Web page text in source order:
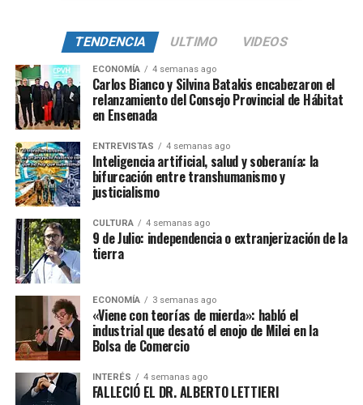
TENDENCIA ULTIMO VIDEOS
ECONOMÍA 4 semanas ago
Carlos Bianco y Silvina Batakis encabezaron el
relanzamiento del Consejo Provincial de Hábitat
en Ensenada
ENTREVISTAS 4 semanas ago
Inteligencia artificial, salud y soberanía: la
bifurcación entre transhumanismo y
justicialismo
CULTURA 4 semanas ago
9 de Julio: independencia o extranjerización de la
tierra
ECONOMÍA 3 semanas ago
«Viene con teorías de mierda»: habló el
industrial que desató el enojo de Milei en la
Bolsa de Comercio
INTERÉS 4 semanas ago
FALLECIÓ EL DR. ALBERTO LETTIERI